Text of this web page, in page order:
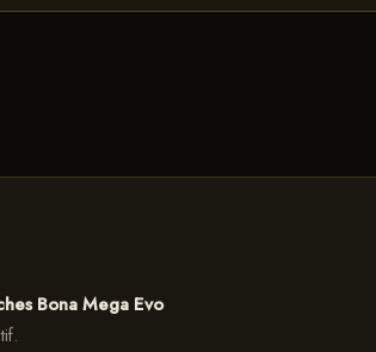
Bona Mega Evo